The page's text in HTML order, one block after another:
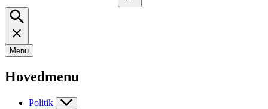
Menu
Hovedmenu
Politik